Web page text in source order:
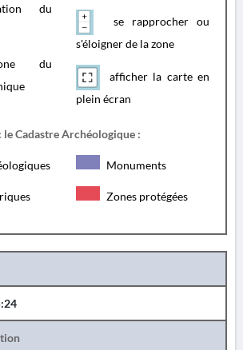
du
du
se rapprocher ou
s'éloigner de la zone
afficher la carte en
plein écran
le Cadastre Archéologique :
Monuments
Zones protégées